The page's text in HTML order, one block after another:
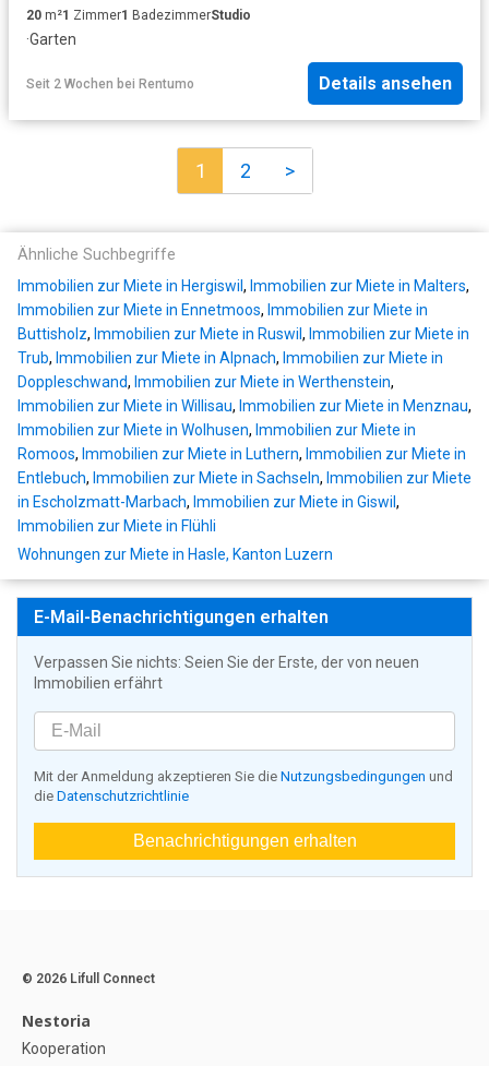
20 m²1 Zimmer1 BadezimmerStudio
·Garten
Seit 2 Wochen bei Rentumo Details ansehen
1 2 >
Ähnliche Suchbegriffe
Immobilien zur Miete in Hergiswil , Immobilien zur Miete in Malters,
Immobilien zur Miete in Ennetmoos, Immobilien zur Miete in
Buttisholz, Immobilien zur Miete in Ruswil , Immobilien zur Miete in
Trub, Immobilien zur Miete in Alpnach, Immobilien zur Miete in
Doppleschwand, Immobilien zur Miete in Werthenstein,
Immobilien zur Miete in Willisau, Immobilien zur Miete in Menznau,
Immobilien zur Miete in Wolhusen, Immobilien zur Miete in
Romoos, Immobilien zur Miete in Luthern, Immobilien zur Miete in
Entlebuch, Immobilien zur Miete in Sachseln, Immobilien zur Miete
in Escholzmatt-Marbach, Immobilien zur Miete in Giswil ,
Immobilien zur Miete in Flühli
Wohnungen zur Miete in Hasle, Kanton Luzern
E-Mail-Benachrichtigungen erhalten
Verpassen Sie nichts: Seien Sie der Erste, der von neuen
Immobilien erfährt
Mit der Anmeldung akzeptieren Sie die Nutzungsbedingungen und
die Datenschutzrichtlinie
Benachrichtigungen erhalten
© 2026 Lifull Connect
Nestoria
Kooperation